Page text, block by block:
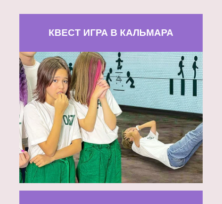
КВЕСТ ИГРА В КАЛЬМАРА